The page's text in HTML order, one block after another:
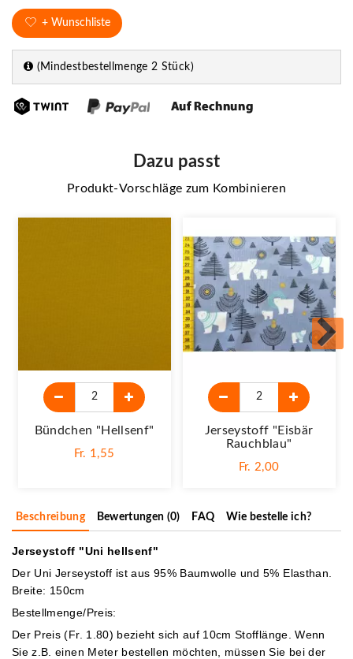
+ Wunschliste
(Mindestbestellmenge 2 Stück)
Dazu passt
Produkt-Vorschläge zum Kombinieren
Bündchen "Hellsenf"
Fr. 1,55
Jerseystoff "Eisbär
Rauchblau"
Fr. 2,00
Beschreibung Bewertungen (0) FAQ Wie bestelle ich?
Jerseystoff "Uni hellsenf"
Der Uni Jerseystoff ist aus 95% Baumwolle und 5% Elasthan.
Breite: 150cm
Bestellmenge/Preis:
Der Preis (Fr. 1.80) bezieht sich auf 10cm Stofflänge. Wenn
Sie z.B. einen Meter bestellen möchten, müssen Sie bei der